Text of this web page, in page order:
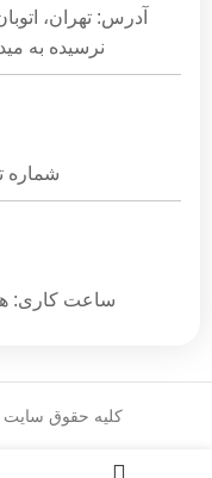
آدرس: تهران،
نرسیده به میدان
شماره تماس:
ساعت کاری: همه
کلیه حقوق سایت